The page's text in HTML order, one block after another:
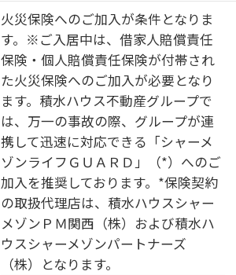
火災保険へのご加入が条件となりま
す。※ご入居中は、借家人賠償責任
保険・個人賠償責任保険が付帯され
た火災保険へのご加入が必要となり
ます。積水ハウス不動産グループで
は、万一の事故の際、グループが連
携して迅速に対応できる「シャーメ
ゾンライフＧＵＡＲＤ」（*）へのご
加入を推奨しております。*保険契約
の取扱代理店は、積水ハウスシャー
メゾンＰＭ関西（株）および積水ハ
ウスシャーメゾンパートナーズ
（株）となります。